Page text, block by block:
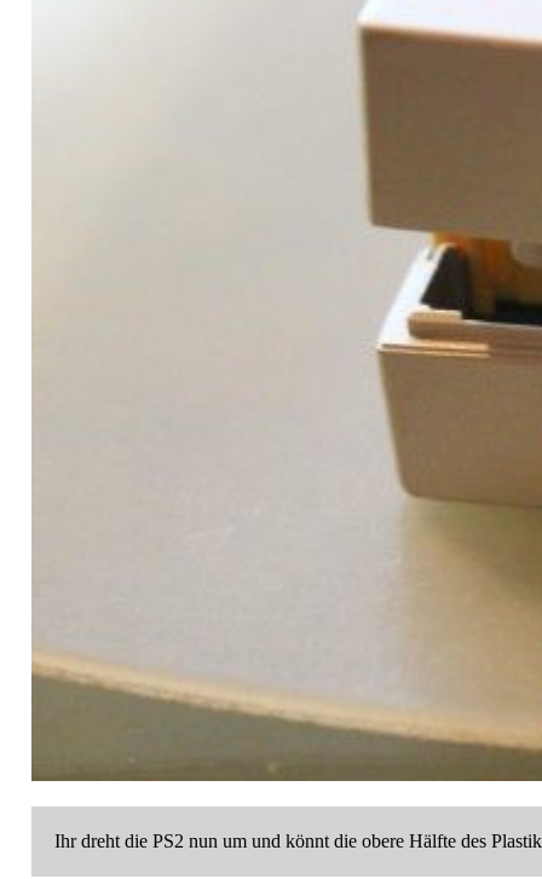
Ihr dreht die PS2 nun um und könnt die obere Hälfte des